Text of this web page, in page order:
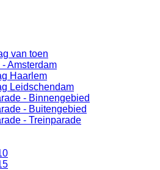
van toen
Amsterdam
Haarlem
Leidschendam
- Binnengebied
- Buitengebied
- Treinparade